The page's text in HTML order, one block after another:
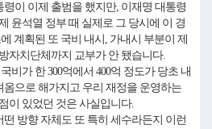
이 이제 출범을 했지만, 이재명 대통령
윤석열 정부 때 실제로 그 당시에 이 경
계획된 또 국비 내시, 가내시 부분이 제
자치단체까지 교부가 안 됐습니다.
비가 한 300억에서 400억 정도가 당초 내
으로 해가지고 우리 재정을 운영하는
이 있었던 것은 사실입니다.
떤 방향 자체도 또 특히 세수라든지 이런